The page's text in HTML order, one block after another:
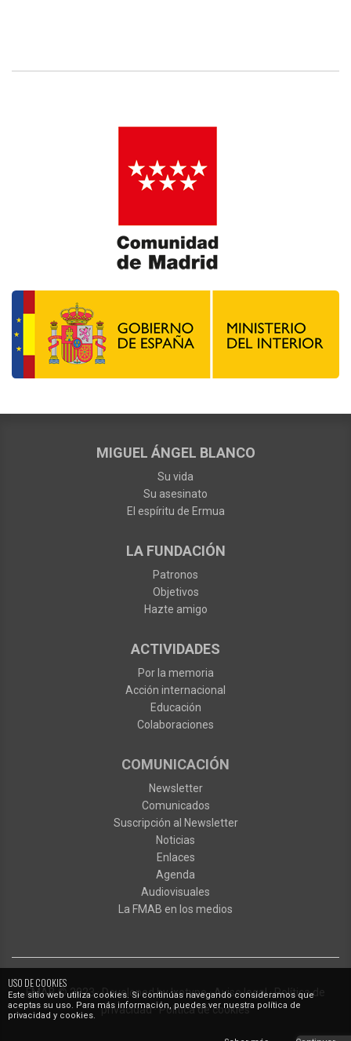
USO DE COOKIES
Este sitio web utiliza cookies. Si continúas navegando consideramos que
aceptas su uso. Para más información, puedes ver nuestra política de
privacidad y cookies.
MIGUEL ÁNGEL BLANCO
Su vida
Su asesinato
El espíritu de Ermua
LA FUNDACIÓN
Patronos
Objetivos
Hazte amigo
ACTIVIDADES
Por la memoria
Acción internacional
Educación
Colaboraciones
COMUNICACIÓN
Newsletter
Comunicados
Suscripción al Newsletter
Noticias
Enlaces
Agenda
Audiovisuales
La FMAB en los medios
FMAB© 2023·Developed byIxotype·Aviso legal·Política de
privacidad·Política de cookies